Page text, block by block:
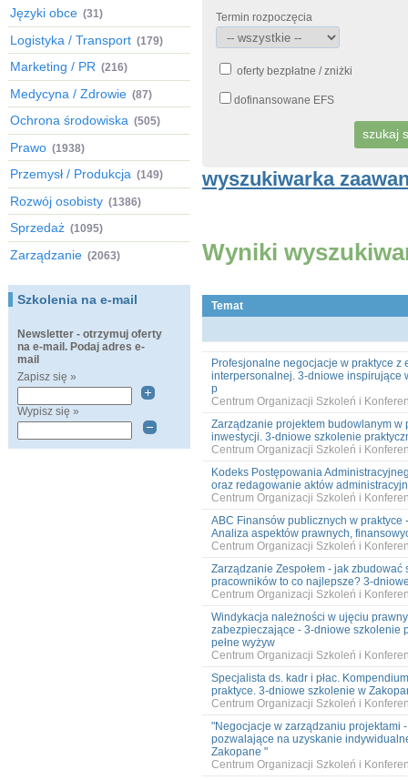
Języki obce (31)
Logistyka / Transport (179)
Marketing / PR (216)
Medycyna / Zdrowie (87)
Ochrona środowiska (505)
Prawo (1938)
Przemysł / Produkcja (149)
Rozwój osobisty (1386)
Sprzedaż (1095)
Zarządzanie (2063)
Szkolenia na e-mail
Newsletter - otrzymuj oferty
na e-mail. Podaj adres e-
mail
Zapisz się »
Wypisz się »
Termin rozpoczęcia
oferty bezpłatne / zniżki
dofinansowane EFS
wyszukiwarka
Wyniki
Temat
Profesjonalne negocjacje w praktyce
interpersonalnej. 3-dniowe inspirujące
p
Centrum Organizacji Szkoleń i
Zarządzanie projektem budowlanym
inwestycji. 3-dniowe szkolenie
Centrum Organizacji Szkoleń i
Kodeks Postępowania
oraz redagowanie aktów
Centrum Organizacji Szkoleń i
ABC Finansów publicznych w
Analiza aspektów prawnych,
Centrum Organizacji Szkoleń i
Zarządzanie Zespołem - jak
pracowników to co najlepsze? 3-
Centrum Organizacji Szkoleń i
Windykacja należności w ujęciu
zabezpieczające - 3-dniowe szkolenie
pełne wyżyw
Centrum Organizacji Szkoleń i
Specjalista ds. kadr i płac.
praktyce. 3-dniowe szkolenie w
Centrum Organizacji Szkoleń i
"Negocjacje w zarządzaniu projektami
pozwalające na uzyskanie
Zakopane "
Centrum Organizacji Szkoleń i